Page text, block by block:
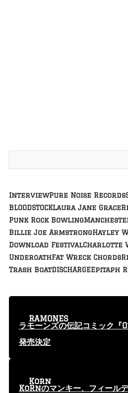
InterviewPure Noise Records
BLOODSTOCKLaura Jane Grace
Punk Rock Bowling
Billie Joe ArmstrongHayley
Download FestivalCharlotte
UnderoathFat Wreck Chords
Trash BoatDISCHARGEEpitaph
ラモーンズの伝記コミック
発売決定
RAMONES
KoRnのマンキー、フィール
Korn